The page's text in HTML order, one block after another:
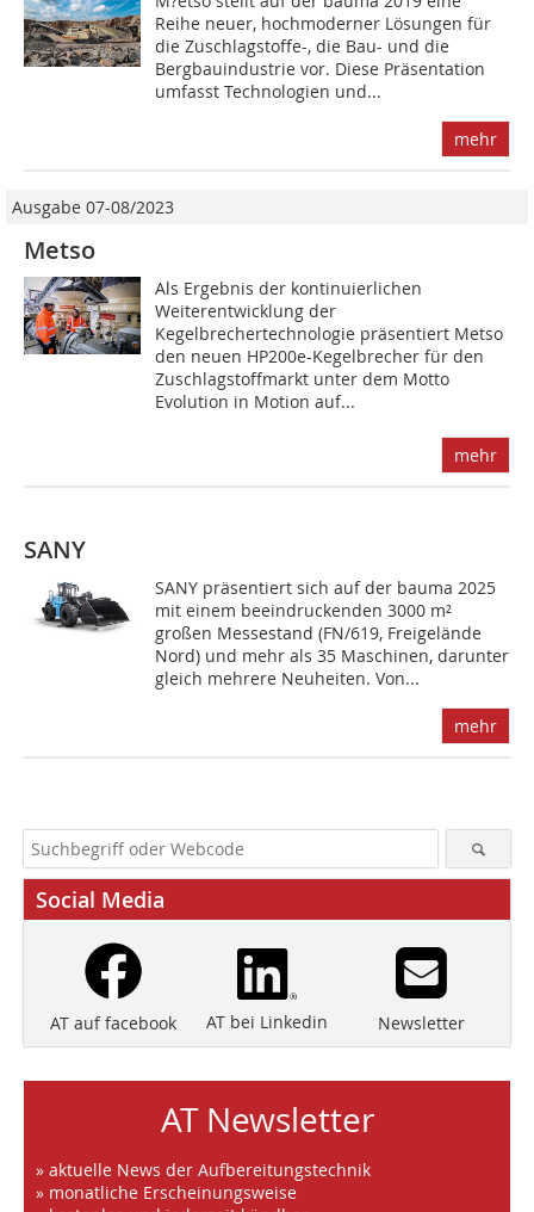
Reihe neuer, hochmoderner Lösungen für
die Zuschlagstoffe-, die Bau- und die
Bergbauindustrie vor. Diese Präsentation
umfasst Technologien und...
mehr
Ausgabe 07-08/2023
Metso
Als Ergebnis der kontinuierlichen
Weiterentwicklung der
Kegelbrechertechnologie präsentiert Metso
den neuen HP200e-Kegelbrecher für den
Zuschlagstoffmarkt unter dem Motto
Evolution in Motion auf...
mehr
SANY
SANY präsentiert sich auf der bauma 2025
mit einem beeindruckenden 3000 m²
großen Messestand (FN/619, Freigelände
Nord) und mehr als 35 Maschinen, darunter
gleich mehrere Neuheiten. Von...
mehr
Social Media
AT auf facebook AT bei Linkedin Newsletter
AT Newsletter
» aktuelle News der Aufbereitungstechnik
» monatliche Erscheinungsweise